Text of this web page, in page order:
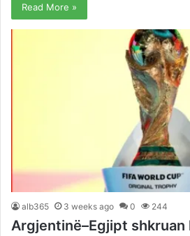
Read More »
alb365 3 weeks ago 0 244
Argjentinë–Egjipt shkruan